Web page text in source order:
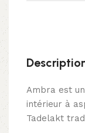
Ambra est
intérieur à
Tadelakt